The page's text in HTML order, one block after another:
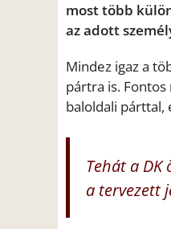
most több
az adott
Mindez igaz a
pártra is.
baloldali párttal,
Tehát a
a tervezett